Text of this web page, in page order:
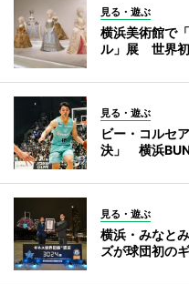
見る・遊ぶ
横浜美術館で
ル」展 世界
見る・遊ぶ
ビー・コルセ
決」 横浜
見る・遊ぶ
横浜・みなと
ズが球団初の